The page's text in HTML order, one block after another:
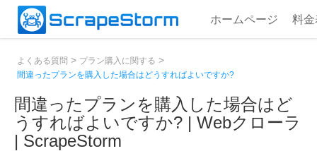
ホームページ 料金
よくある質問 > プラン購入に関する >
間違ったプランを購入した場合はどうすればよいですか?
間違ったプランを購入した場合はど
うすればよいですか? | Webクローラ
| ScrapeStorm